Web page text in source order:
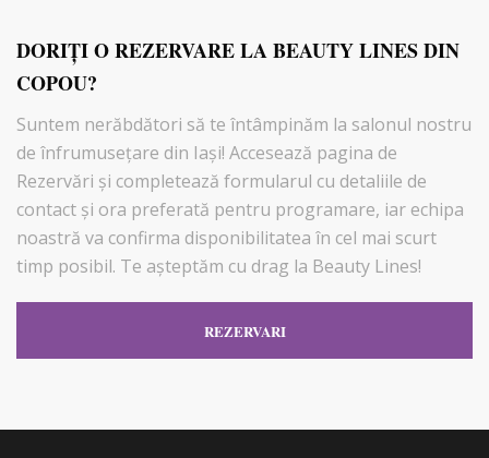
DORIŢI O REZERVARE LA BEAUTY LINES DIN
COPOU?
Suntem nerăbdători să te întâmpinăm la salonul nostru
de înfrumusețare din Iași! Accesează pagina de
Rezervări şi completează formularul cu detaliile de
contact și ora preferată pentru programare, iar echipa
noastră va confirma disponibilitatea în cel mai scurt
timp posibil. Te așteptăm cu drag la Beauty Lines!
REZERVARI